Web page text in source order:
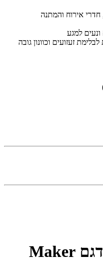
אירוח והמתנה
למגע
לבלימת זעזועים וכוונון גובה
כסא משרדי מעוצב דגם Maker